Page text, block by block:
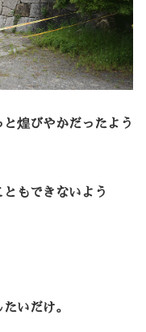
煌びやかだったよう
もできないよう
いだけ。